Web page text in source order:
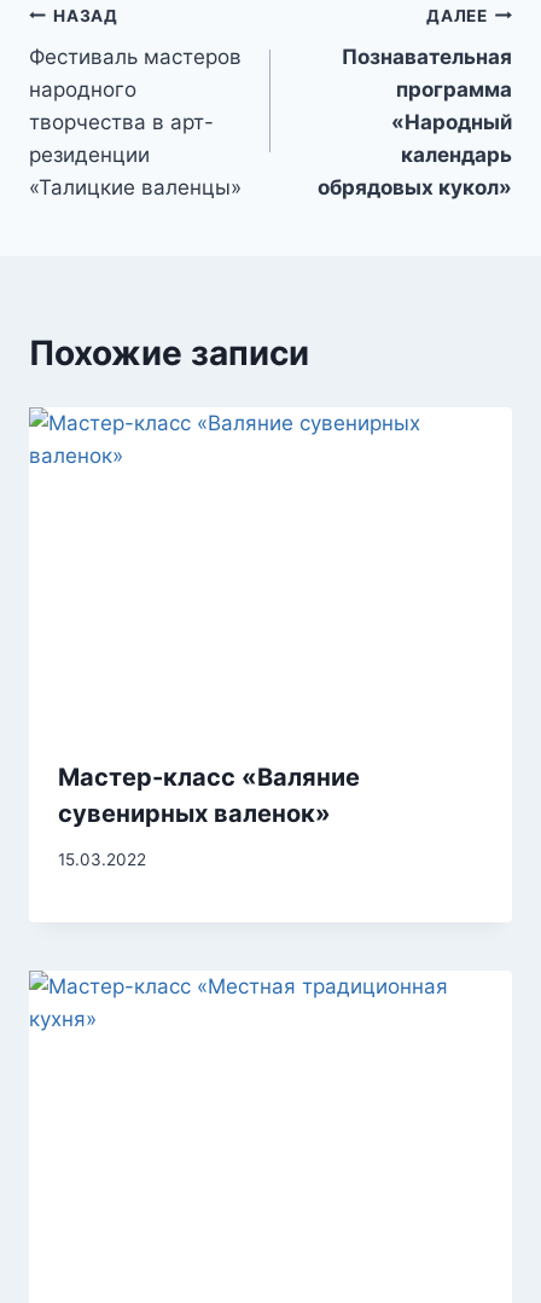
Навигация
по
записям
НАЗАД
Фестиваль мастеров
народного
творчества в арт-
резиденции
«Талицкие валенцы»
ДАЛЕЕ
Познавательная
программа
«Народный
календарь
обрядовых кукол»
Похожие записи
Мастер-класс «Валяние
сувенирных валенок»
15.03.2022